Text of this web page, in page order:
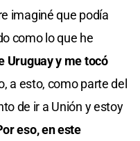
imaginé que podía
como lo que he
Uruguay y me tocó
a esto, como parte del
de ir a Unión y estoy
eso, en este